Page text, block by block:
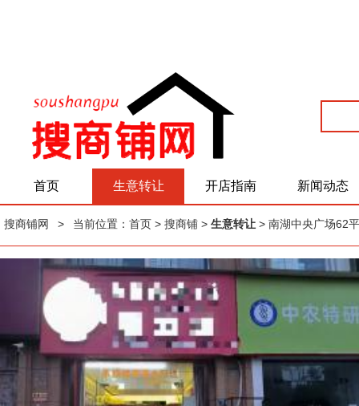
首页 生意转让 开店指南 新闻动态
搜商铺网 > 当前位置： 首页 > 搜商铺 > 生意转让 > 南湖中央广场62